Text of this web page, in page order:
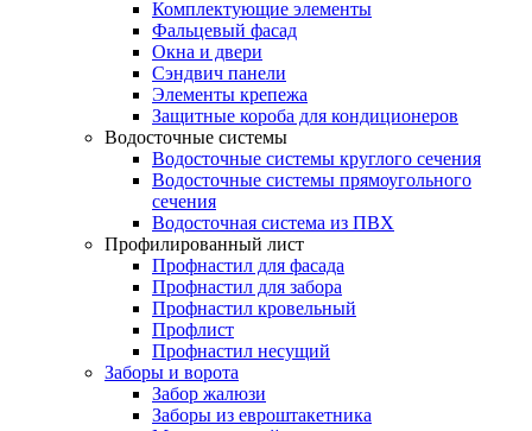
Комплектующие элементы
Фальцевый фасад
Окна и двери
Сэндвич панели
Элементы крепежа
Защитные короба для кондиционеров
Водосточные системы
Водосточные системы круглого сечения
Водосточные системы прямоугольного
сечения
Водосточная система из ПВХ
Профилированный лист
Профнастил для фасада
Профнастил для забора
Профнастил кровельный
Профлист
Профнастил несущий
Заборы и ворота
Забор жалюзи
Заборы из евроштакетника